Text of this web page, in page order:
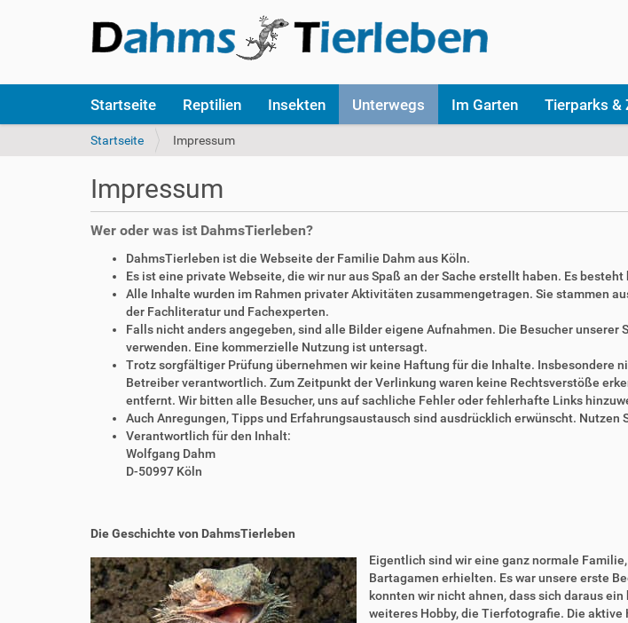
k
Startseite Reptilien Insekten Unterwegs Im Garten Tierparks &
S
i
n
Startseite Impressum
Impressum
Wer oder was ist DahmsTierleben?
DahmsTierleben ist die Webseite der Familie Dahm aus Köln.
Es ist eine private Webseite, die wir nur aus Spaß an der Sache erstellt haben. Es
Alle Inhalte wurden im Rahmen privater Aktivitäten zusammengetragen. Sie stammen
der Fachliteratur und Fachexperten.
Falls nicht anders angegeben, sind alle Bilder eigene Aufnahmen. Die Besucher
verwenden. Eine kommerzielle Nutzung ist untersagt.
Trotz sorgfältiger Prüfung übernehmen wir keine Haftung für die Inhalte. Insbesondere
Betreiber verantwortlich. Zum Zeitpunkt der Verlinkung waren keine Rechtsverstöße
entfernt. Wir bitten alle Besucher, uns auf sachliche Fehler oder fehlerhafte Links
Auch Anregungen, Tipps und Erfahrungsaustausch sind ausdrücklich erwünscht. Nutzen
Verantwortlich für den Inhalt:
Wolfgang Dahm
D-50997 Köln
Die Geschichte von DahmsTierleben
Eigentlich sind wir eine ganz normale
Bartagamen erhielten. Es war unsere erste
konnten wir nicht ahnen, dass sich daraus
weiteres Hobby, die Tierfotografie. Die